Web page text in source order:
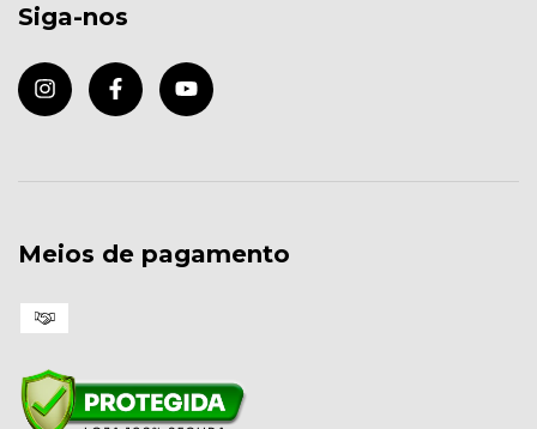
Siga-nos
Meios de pagamento